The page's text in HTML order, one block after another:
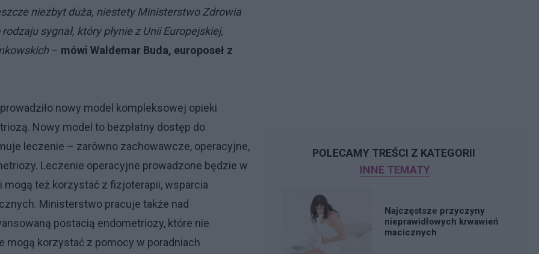
niezbyt duża, niestety Ministerstwo Zdrowia
sygnał, który płynie z Unii Europejskiej,
– mówi Waldemar Buda, europoseł z
nowy model kompleksowej opieki
Nowy model to bezpłatny dostęp do
leczenie – zarówno zachowawcze, operacyjne,
Leczenie operacyjne prowadzone będzie w
też korzystać z fizjoterapii, wsparcia
Ministerstwo pracuje także nad
postacią endometriozy, które nie
mogą korzystać z pomocy w poradniach
POLECAMY TREŚCI Z KATEGORII
INNE TEMATY
Najczęstsze przyczyny
nieprawidłowych krwawień
macicznych